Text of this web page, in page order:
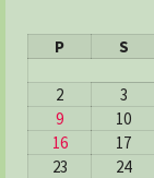
P
S
2
3
9
10
16
17
23
24